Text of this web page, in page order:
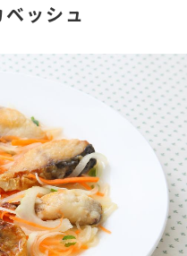
調味酢
ぽん酢
プ
ッシュ